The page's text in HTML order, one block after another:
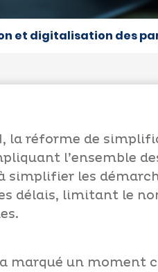
et digitalisation des
la réforme de
l’ensemble
les
délais, limitant le
marqué un moment